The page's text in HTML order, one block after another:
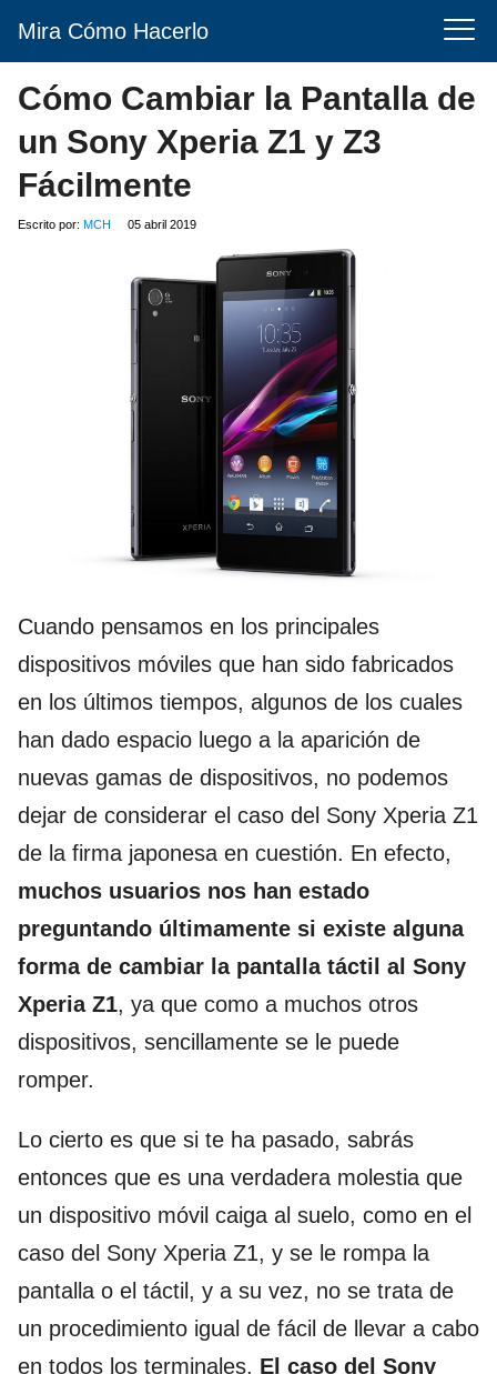
Mira Cómo Hacerlo
Cómo Cambiar la Pantalla de
un Sony Xperia Z1 y Z3
Fácilmente
Escrito por: MCH 05 abril 2019
Cuando pensamos en los principales
dispositivos móviles que han sido fabricados
en los últimos tiempos, algunos de los cuales
han dado espacio luego a la aparición de
nuevas gamas de dispositivos, no podemos
dejar de considerar el caso del Sony Xperia Z1
de la firma japonesa en cuestión. En efecto,
muchos usuarios nos han estado
preguntando últimamente si existe alguna
forma de cambiar la pantalla táctil al Sony
Xperia Z1, ya que como a muchos otros
dispositivos, sencillamente se le puede
romper.
Lo cierto es que si te ha pasado, sabrás
entonces que es una verdadera molestia que
un dispositivo móvil caiga al suelo, como en el
caso del Sony Xperia Z1, y se le rompa la
pantalla o el táctil, y a su vez, no se trata de
un procedimiento igual de fácil de llevar a cabo
en todos los terminales. El caso del Sony